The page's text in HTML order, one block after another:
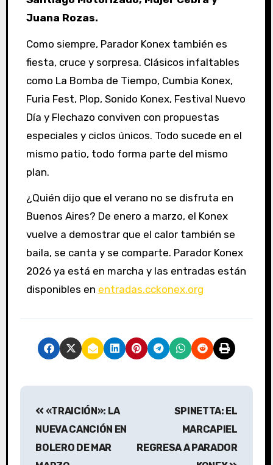
Juana Rozas.
Como siempre, Parador Konex también es
fiesta, cruce y sorpresa. Clásicos infaltables
como La Bomba de Tiempo, Cumbia Konex,
Furia Fest, Plop, Sonido Konex, Festival Nuevo
Día y Flechazo conviven con propuestas
especiales y ciclos únicos. Todo sucede en el
mismo patio, todo forma parte del mismo
plan.
¿Quién dijo que el verano no se disfruta en
Buenos Aires? De enero a marzo, el Konex
vuelve a demostrar que el calor también se
baila, se canta y se comparte. Parador Konex
2026 ya está en marcha y las entradas están
disponibles en entradas.cckonex.org
«TRAICIÓN»: LA
NUEVA CANCIÓN EN
BOLERO DE MAR
SPINETTA: EL
MARCAPIEL
REGRESA A PARADOR